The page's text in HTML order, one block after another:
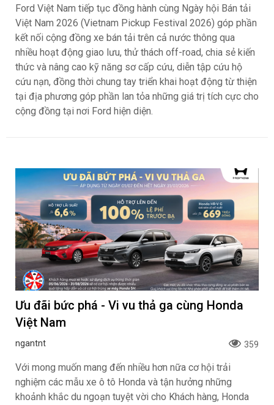
Ford Việt Nam tiếp tục đồng hành cùng Ngày hội Bán tải
Việt Nam 2026 (Vietnam Pickup Festival 2026) góp phần
kết nối cộng đồng xe bán tải trên cả nước thông qua
nhiều hoạt động giao lưu, thử thách off-road, chia sẻ kiến
thức và nâng cao kỹ năng sơ cấp cứu, diễn tập cứu hộ
cứu nạn, đồng thời chung tay triển khai hoạt động từ thiện
tại địa phương góp phần lan tỏa những giá trị tích cực cho
cộng đồng tại nơi Ford hiện diện.
Ưu đãi bức phá - Vi vu thả ga cùng Honda
Việt Nam
ngantnt 359
Với mong muốn mang đến nhiều hơn nữa cơ hội trải
nghiệm các mẫu xe ô tô Honda và tận hưởng những
khoảnh khắc du ngoạn tuyệt vời cho Khách hàng, Honda